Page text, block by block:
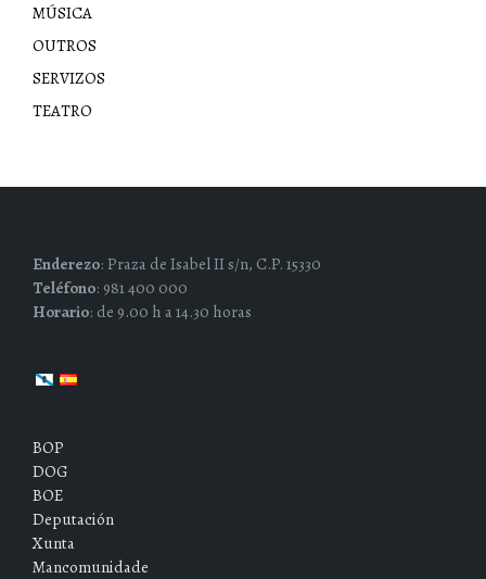
MÚSICA
OUTROS
SERVIZOS
TEATRO
Enderezo: Praza de Isabel II s/n, C.P. 15330
Teléfono: 981 400 000
Horario: de 9.00 h a 14.30 horas
BOP
DOG
BOE
Deputación
Xunta
Mancomunidade